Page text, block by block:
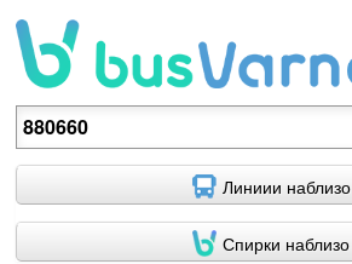
Потърсете спирка или линия.
Линиии наблизо
Спирки наблизо